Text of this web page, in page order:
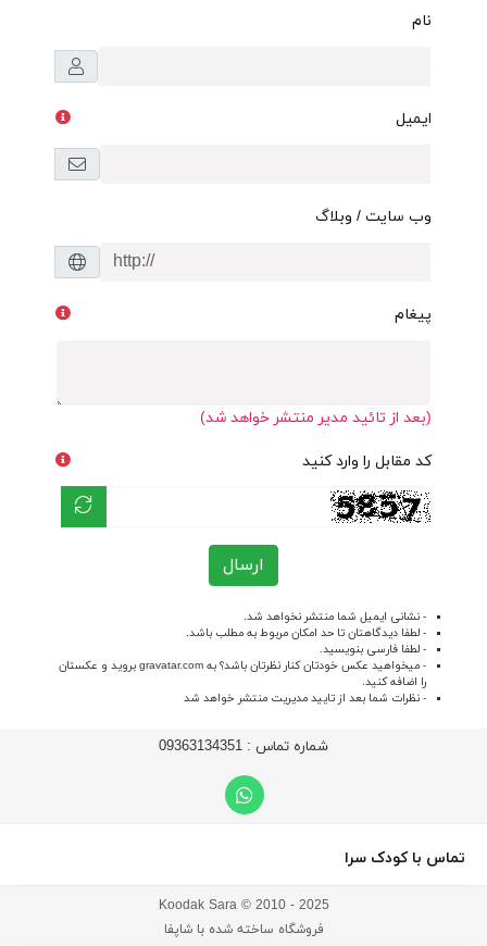
نام
ایمیل
وب سایت / وبلاگ
پیغام
(بعد از تائید مدیر منتشر خواهد شد)
کد مقابل را وارد کنید
ارسال
- نشانی ایمیل شما منتشر نخواهد شد.
- لطفا دیدگاهتان تا حد امکان مربوط به مطلب باشد.
- لطفا فارسی بنویسید.
- میخواهید عکس خودتان کنار نظرتان باشد؟ به gravatar.com بروید و عکستان
را اضافه کنید.
- نظرات شما بعد از تایید مدیریت منتشر خواهد شد
شماره تماس : 09363134351
تماس با کودک سرا
Koodak Sara © 2010 - 2025
فروشگاه ساخته شده با شاپفا